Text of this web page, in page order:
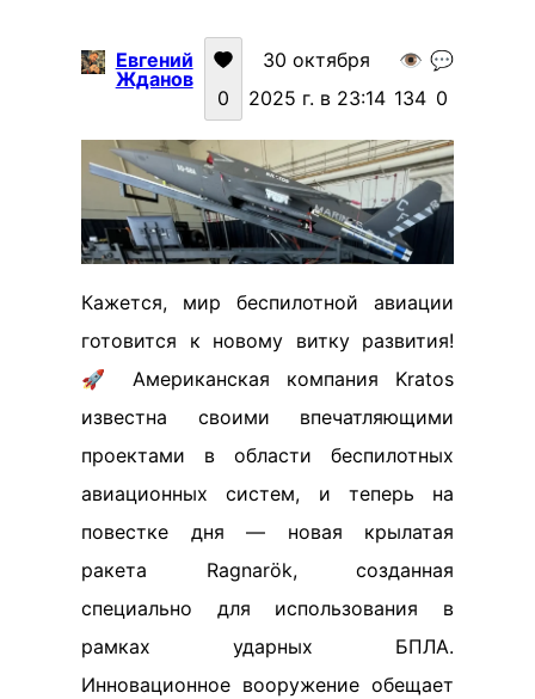
Евгений
Жданов
0
30 октября
2025 г. в 23:14
👁️
134
💬
0
Кажется, мир беспилотной авиации
готовится к новому витку развития!
🚀 Американская компания Kratos
известна своими впечатляющими
проектами в области беспилотных
авиационных систем, и теперь на
повестке дня — новая крылатая
ракета Ragnarök, созданная
специально для использования в
рамках ударных БПЛА.
Инновационное вооружение обещает